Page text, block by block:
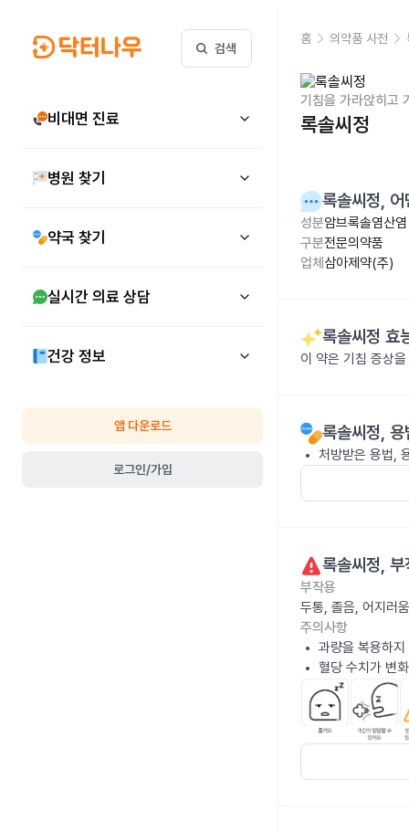
검색
비대면 진료
병원 찾기
약국 찾기
실시간 의료 상담
건강 정보
앱 다운로드
로그인/가입
홈 의약품 사전
기침을 가라앉히고
록솔씨정
록솔씨정, 어
성분암브록솔염산
구분전문의약품
업체 삼아제약(주)
록솔씨정 효
이 약은 기침 증상
록솔씨정, 용
처방받은 용법,
록솔씨정, 부
부작용
두통, 졸음, 어지러
주의사항
과량을 복용하
혈당 수치가 변